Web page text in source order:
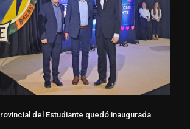
del Estudiante quedó inaugurada